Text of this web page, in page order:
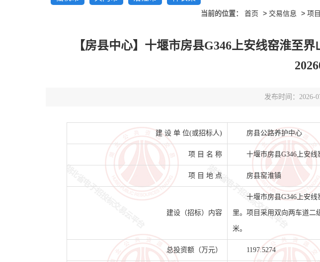
当前的位置： 首页 > 交易信息 > 项
【房县中心】十堰市房县G346上安线窑淮至
发布时间：2026-
建 设 单 位(或招标人) 房县公路养护中心
项 目 名 称 十堰市房县G346上安
项 目 地 点 房县窑淮镇
建设（招标）内容
十堰市房县G346上安
里。项目采用双向两车道二
米。
总投资额（万元） 1197.5274